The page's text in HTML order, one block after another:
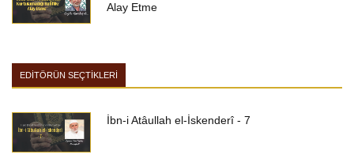
Alay Etme
EDİTÖRÜN SEÇTİKLERİ
İbn-i Atâullah el-İskenderî - 7